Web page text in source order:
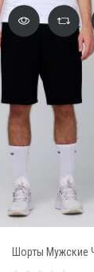
Шорты Мужские